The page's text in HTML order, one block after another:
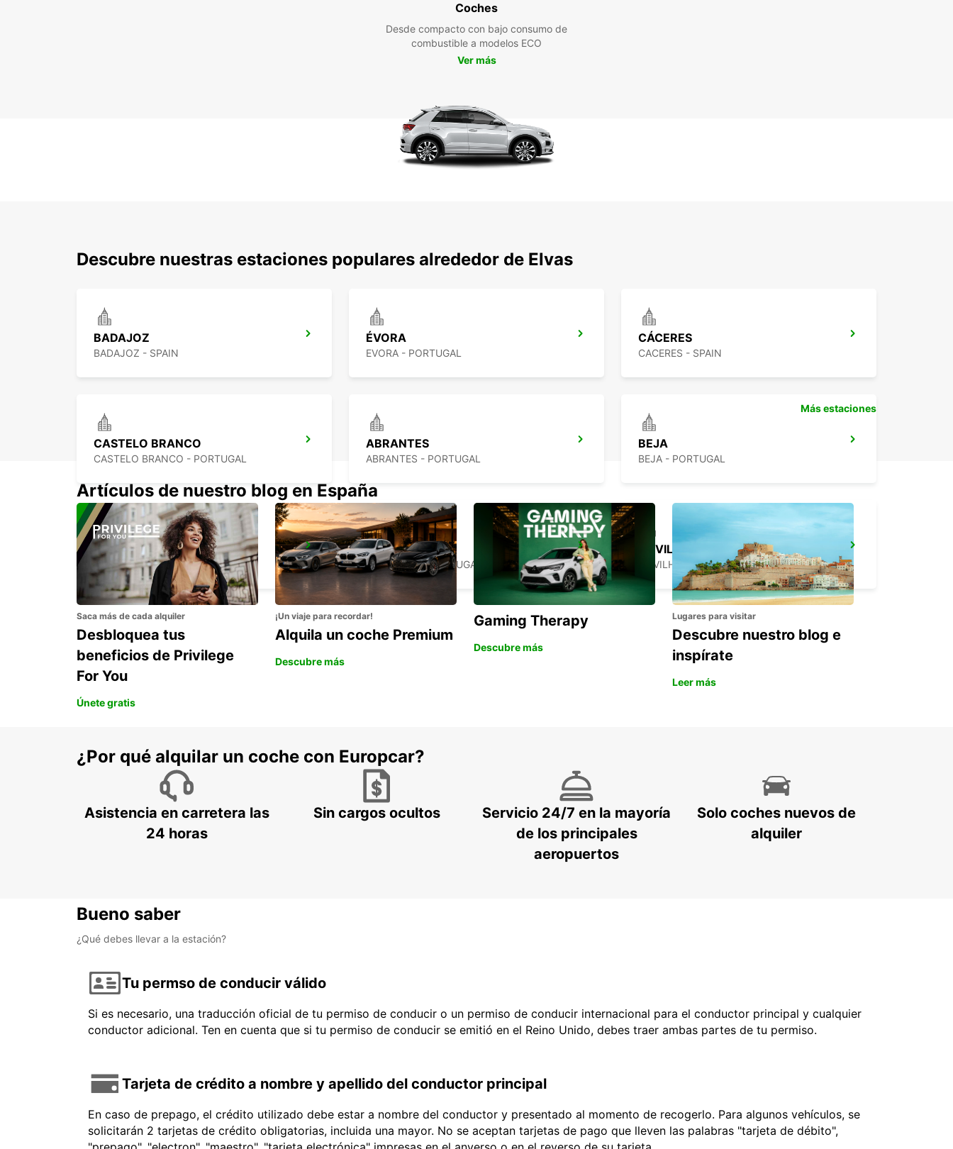
Coches
Desde compacto con bajo consumo de
combustible a modelos ECO
Ver más
Descubre nuestras estaciones populares alrededor de Elvas
BADAJOZ
BADAJOZ - SPAIN
ÉVORA
EVORA - PORTUGAL
CÁCERES
CACERES - SPAIN
CASTELO BRANCO
CASTELO BRANCO - PORTUGAL
ABRANTES
ABRANTES - PORTUGAL
BEJA
BEJA - PORTUGAL
TORRES NOVAS
TORRES NOVAS - PORTUGAL
SANTARÉM
SANTAREM - PORTUGAL
COVILHÃ
COVILHA - PORTUGAL
Más estaciones
Artículos de nuestro blog en España
Saca más de cada alquiler
Desbloquea tus
beneficios de Privilege
For You
Únete gratis
¡Un viaje para recordar!
Alquila un coche Premium
Descubre más
Gaming Therapy
Descubre más
Lugares para visitar
Descubre nuestro blog e
inspírate
Leer más
¿Por qué alquilar un coche con Europcar?
Asistencia en carretera las
24 horas
Sin cargos ocultos
Servicio 24/7 en la mayoría
de los principales
aeropuertos
Solo coches nuevos de
alquiler
Bueno saber
¿Qué debes llevar a la estación?
Tu permso de conducir válido
Si es necesario, una traducción oficial de tu permiso de conducir o un permiso de conducir internacional para el conductor principal y cualquier
conductor adicional. Ten en cuenta que si tu permiso de conducir se emitió en el Reino Unido, debes traer ambas partes de tu permiso.
Tarjeta de crédito a nombre y apellido del conductor principal
En caso de prepago, el crédito utilizado debe estar a nombre del conductor y presentado al momento de recogerlo. Para algunos vehículos, se
solicitarán 2 tarjetas de crédito obligatorias, incluida una mayor. No se aceptan tarjetas de pago que lleven las palabras "tarjeta de débito",